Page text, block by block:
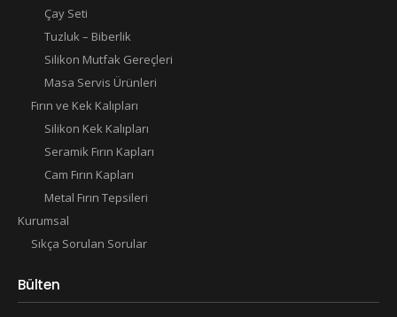
Çay Seti
Tuzluk – Biberlik
Silikon Mutfak Gereçleri
Masa Servis Ürünleri
Fırın ve Kek Kalıpları
Silikon Kek Kalıpları
Seramik Fırın Kapları
Cam Fırın Kapları
Metal Fırın Tepsileri
Kurumsal
Sıkça Sorulan Sorular
Bülten